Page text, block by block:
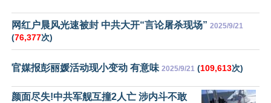
网红户晨风光速被封 中共大开“言论屠杀现场” 2025/9/21
(76,377次)
官媒报彭丽媛活动现小变动 有意味 2025/9/21 (109,613次)
颜面尽失!中共军舰互撞2人亡 涉内斗不敢